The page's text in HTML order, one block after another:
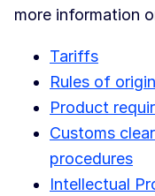
more information
Tariffs
Rules of origin
Product
Customs
procedures
Intellectual